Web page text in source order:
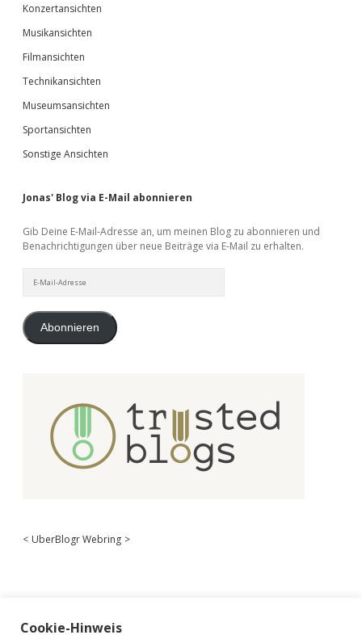
Konzertansichten
Musikansichten
Filmansichten
Technikansichten
Museumsansichten
Sportansichten
Sonstige Ansichten
Jonas' Blog via E-Mail abonnieren
Gib Deine E-Mail-Adresse an, um meinen Blog zu abonnieren und
Benachrichtigungen über neue Beiträge via E-Mail zu erhalten.
Mail-
Abonnieren
< UberBlogr Webring >
Cookie-Hinweis